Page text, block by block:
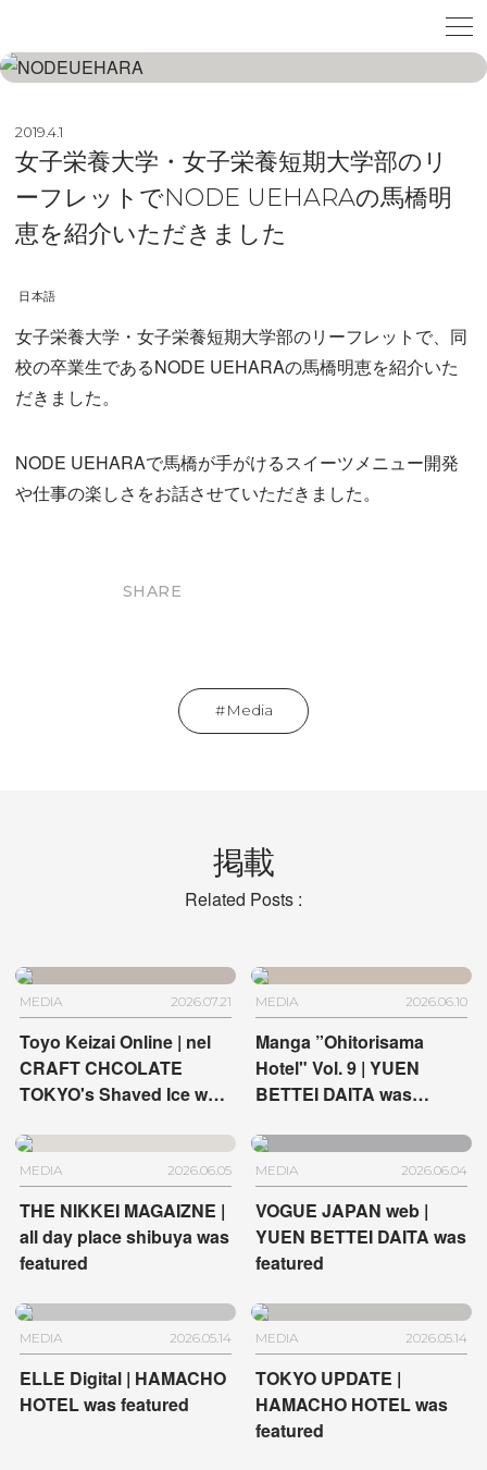
2019.4.1
女子栄養大学・女子栄養短期大学部のリ
ーフレットでNODE UEHARAの馬橋明
恵を紹介いただきました
日本語
女子栄養大学・女子栄養短期大学部のリーフレットで、同
校の卒業生であるNODE UEHARAの馬橋明恵を紹介いた
だきました。
NODE UEHARAで馬橋が手がけるスイーツメニュー開発
や仕事の楽しさをお話させていただきました。
SHARE
Media
掲載
Related Posts :
MEDIA 2026.07.21
Toyo Keizai Online | nel
CRAFT CHCOLATE
TOKYO's Shaved Ice was
MEDIA 2026.06.10
Manga ”Ohitorisama
Hotel" Vol. 9 | YUEN
BETTEI DAITA was
MEDIA 2026.06.05
THE NIKKEI MAGAIZNE |
all day place shibuya was
featured
MEDIA 2026.06.04
VOGUE JAPAN web |
YUEN BETTEI DAITA was
featured
MEDIA 2026.05.14
ELLE Digital | HAMACHO
HOTEL was featured
MEDIA 2026.05.14
TOKYO UPDATE |
HAMACHO HOTEL was
featured